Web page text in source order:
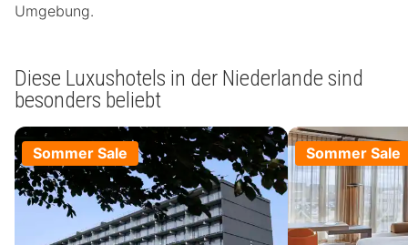
Umgebung.
Diese Luxushotels in der Niederlande sind
besonders beliebt
Sommer Sale Sommer Sale